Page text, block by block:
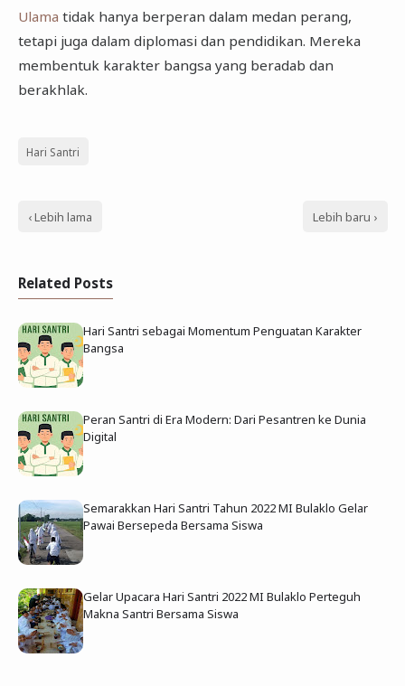
Ulama tidak hanya berperan dalam medan perang,
tetapi juga dalam diplomasi dan pendidikan. Mereka
membentuk karakter bangsa yang beradab dan
berakhlak.
Hari Santri
‹ Lebih lama Lebih baru ›
Related Posts
Hari Santri sebagai Momentum Penguatan Karakter
Bangsa
Peran Santri di Era Modern: Dari Pesantren ke Dunia
Digital
Semarakkan Hari Santri Tahun 2022 MI Bulaklo Gelar
Pawai Bersepeda Bersama Siswa
Gelar Upacara Hari Santri 2022 MI Bulaklo Perteguh
Makna Santri Bersama Siswa